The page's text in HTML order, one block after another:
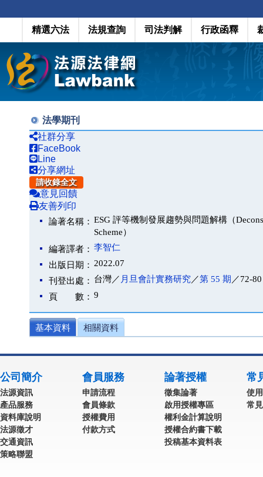
精選六法 法規查詢 司法判解 行政函釋
法學期刊
社群分享
FaceBook
Line
分享網址
請收錄全文
意見回饋
友善列印
論著名稱： ESG 評等機制發展趨勢與問題解構（
Scheme）
編著譯者： 李智仁
出版日期： 2022.07
刊登出處： 台灣／ 月旦會計實務研究／第 55 期 ／72-
頁 數： 9
基本資料 相關資料
公司簡介
法源資訊
產品服務
資料庫說明
法源徵才
交通資訊
策略聯盟
會員服務
申請流程
會員條款
授權費用
付款方式
論著授權
徵集論著
啟用授權專區
權利金計算說明
授權合約書下載
投稿基本資料表
常
使
常